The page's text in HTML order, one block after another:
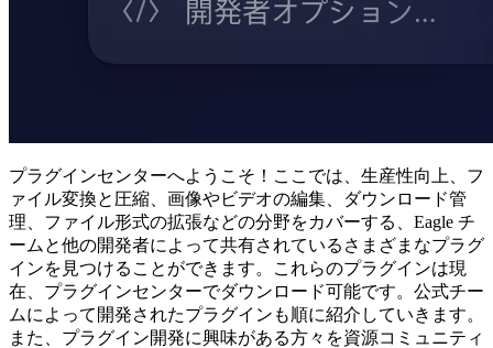
プラグインセンターへようこそ！ここでは、生産性向上、フ
ァイル変換と圧縮、画像やビデオの編集、ダウンロード管
理、ファイル形式の拡張などの分野をカバーする、Eagle チ
ームと他の開発者によって共有されているさまざまなプラグ
インを見つけることができます。これらのプラグインは現
在、プラグインセンターでダウンロード可能です。公式チー
ムによって開発されたプラグインも順に紹介していきます。
また、プラグイン開発に興味がある方々を資源コミュニティ